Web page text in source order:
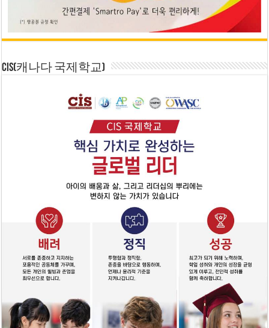
CIS(캐나다 국제학교)